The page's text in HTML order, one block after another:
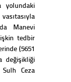
yolundaki
Manevi
tedbir
(5651
değişikliği
Ceza